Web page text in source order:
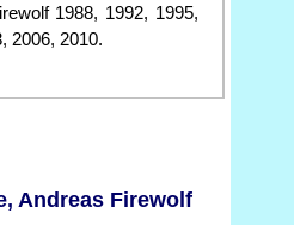
1988, 1992, 1995,
2006, 2010.
Andreas Firewolf